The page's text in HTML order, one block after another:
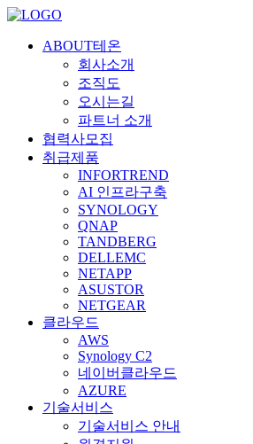
ABOUT테온
회사소개
조직도
오시는길
파트너 소개
협력사모집
취급제품
INFORTREND
AI 인프라구축
SYNOLOGY
QNAP
TANDBERG
DELLEMC
NETAPP
ASUSTOR
NETGEAR
클라우드
AWS
Synology C2
네이버클라우드
AZURE
기술서비스
기술서비스 안내